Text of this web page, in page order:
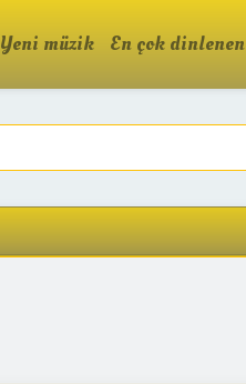
Yeni müzik En çok dinlenen